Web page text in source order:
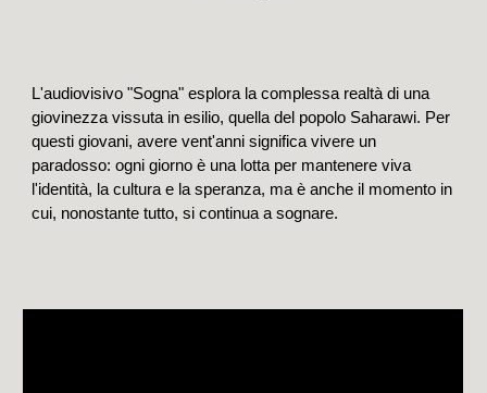
L'audiovisivo "Sogna" esplora la complessa realtà di una
giovinezza vissuta in esilio, quella del popolo Saharawi. Per
questi giovani, avere vent'anni significa vivere un
paradosso: ogni giorno è una lotta per mantenere viva
l'identità, la cultura e la speranza, ma è anche il momento in
cui, nonostante tutto, si continua a sognare.